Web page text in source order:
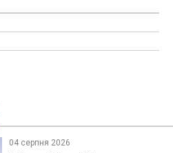
04 серпня 2026